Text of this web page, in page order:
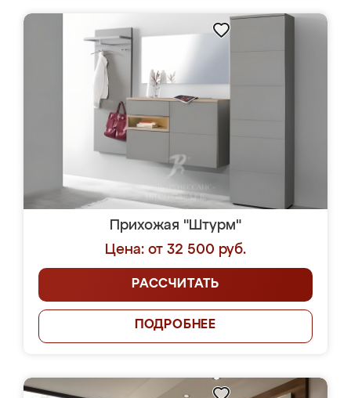
Прихожая "Штурм"
Цена: от 32 500 руб.
РАССЧИТАТЬ
ПОДРОБНЕЕ